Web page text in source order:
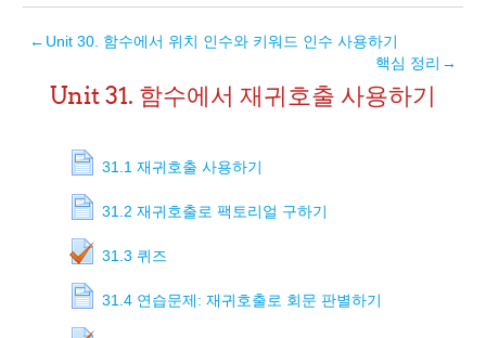
← Unit 30. 함수에서 위치 인수와 키워드 인수 사용하기
핵심 정리 →
Unit 31. 함수에서 재귀호출 사용하기
31.1 재귀호출 사용하기
31.2 재귀호출로 팩토리얼 구하기
31.3 퀴즈
31.4 연습문제: 재귀호출로 회문 판별하기